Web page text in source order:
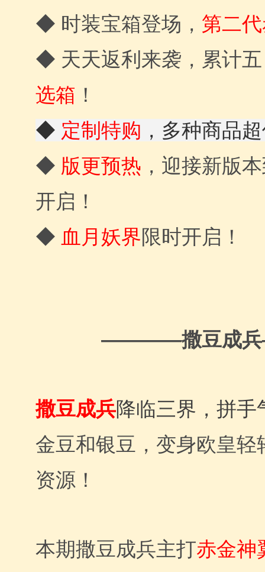
◆ 时装宝箱登场， 第二
◆ 天天返利来袭，累计
选箱 ！
◆ 定制特购 ，多种商品
◆ 版更预热 ，迎接新版
开启！
◆ 血月妖界限时开启！
————撒豆成
撒豆成兵降临三界，拼手
金豆和银豆，变身欧皇轻
资源！
本期撒豆成兵主打赤金神